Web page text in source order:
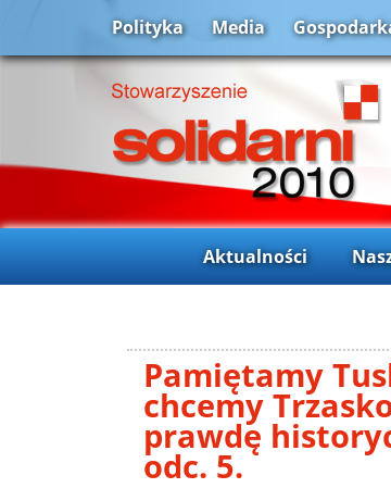
Polityka Media
Aktualności
Pamiętamy
chcemy
prawdę
odc. 5.